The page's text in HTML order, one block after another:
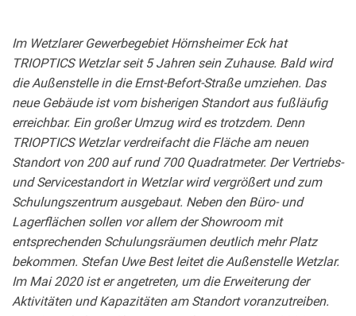
Im Wetzlarer Gewerbegebiet Hörnsheimer Eck hat
TRIOPTICS Wetzlar seit 5 Jahren sein Zuhause. Bald wird
die Außenstelle in die Ernst-Befort-Straße umziehen. Das
neue Gebäude ist vom bisherigen Standort aus fußläufig
erreichbar. Ein großer Umzug wird es trotzdem. Denn
TRIOPTICS Wetzlar verdreifacht die Fläche am neuen
Standort von 200 auf rund 700 Quadratmeter. Der Vertriebs-
und Servicestandort in Wetzlar wird vergrößert und zum
Schulungszentrum ausgebaut. Neben den Büro- und
Lagerflächen sollen vor allem der Showroom mit
entsprechenden Schulungsräumen deutlich mehr Platz
bekommen. Stefan Uwe Best leitet die Außenstelle Wetzlar.
Im Mai 2020 ist er angetreten, um die Erweiterung der
Aktivitäten und Kapazitäten am Standort voranzutreiben.